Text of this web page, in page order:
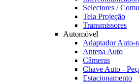
Selectores /
Tela Projeção
Transmissores
Automóvel
Adaptador Auto-
Antena Auto
Câmeras
Chave Auto -
Estacionamento